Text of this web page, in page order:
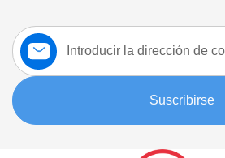
Suscríbase
a
nuestro
boletín:
Suscribirse